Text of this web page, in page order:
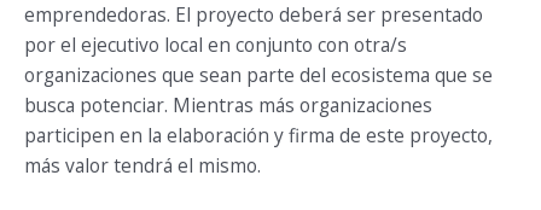
emprendedoras. El proyecto deberá ser presentado
por el ejecutivo local en conjunto con otra/s
organizaciones que sean parte del ecosistema que se
busca potenciar. Mientras más organizaciones
participen en la elaboración y firma de este proyecto,
más valor tendrá el mismo.